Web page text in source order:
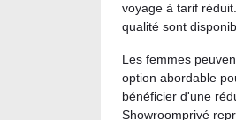
voyage à tarif
qualité sont
Les femmes
option abordable
bénéficier d'une
Showroomprivé